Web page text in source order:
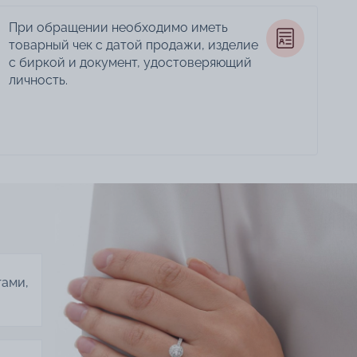
При обращении необходимо иметь
товарный чек с датой продажи, изделие
с биркой и документ, удостоверяющий
личность.